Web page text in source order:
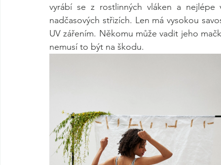
vyrábí se z rostlinných vláken a
nadčasových střizích. Len má vysokou
UV zářením. Někomu může vadit jeho
nemusí to být na škodu.